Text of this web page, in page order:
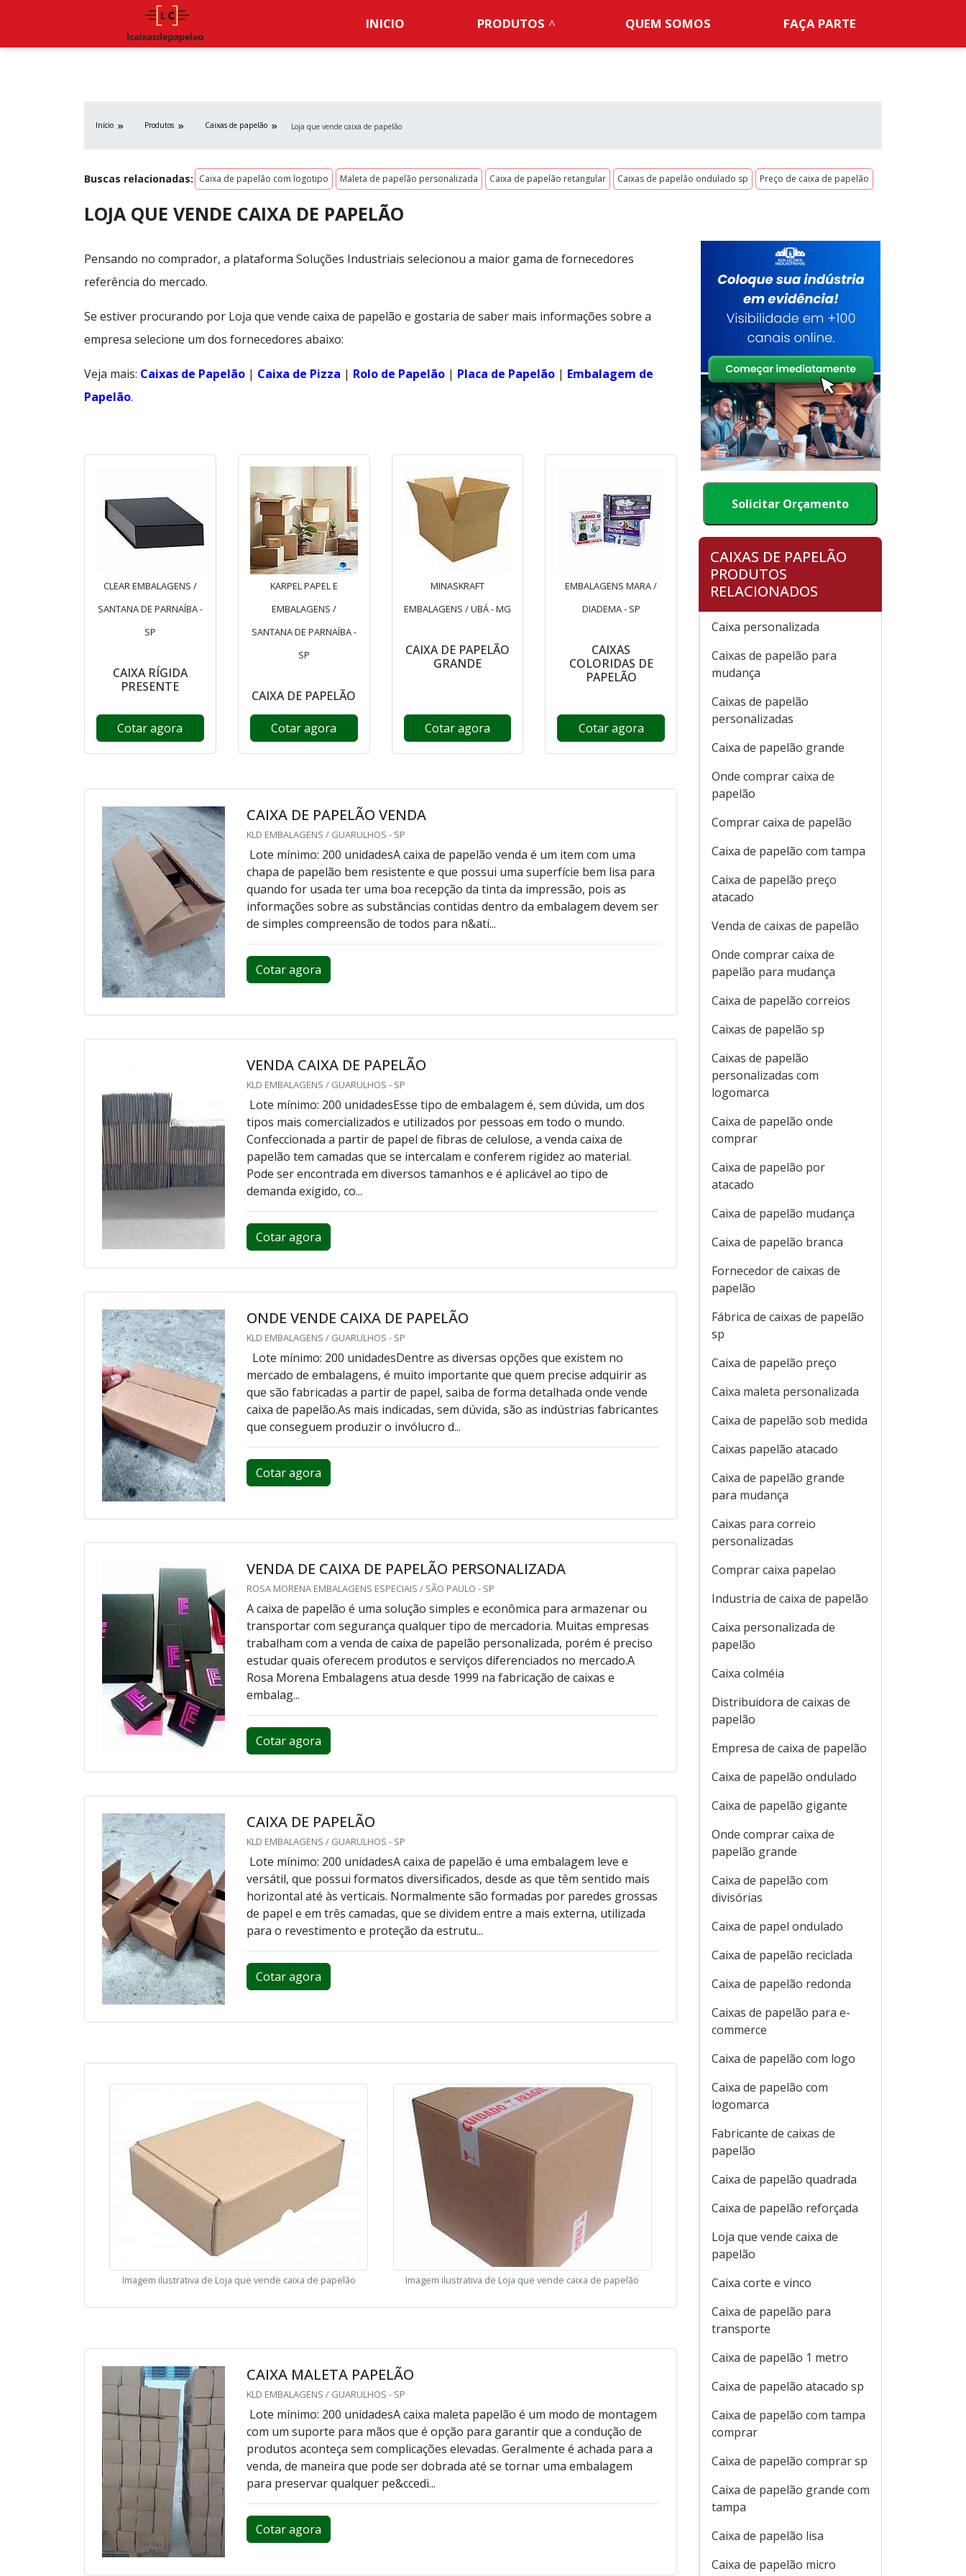
INICIO PRODUTOS QUEM SOMOS FAÇA PARTE
Início Produtos Caixas de papelão Loja que vende caixa de papelão
Buscas relacionadas: Caixa de papelão com logotipo Maleta de papelão personalizada Caixa de papelão retangular Caixas de papelão ondulado sp Preço de caixa de papelão
LOJA QUE VENDE CAIXA DE PAPELÃO
Pensando no comprador, a plataforma Soluções Industriais selecionou a maior gama de fornecedores
referência do mercado.
Se estiver procurando por Loja que vende caixa de papelão e gostaria de saber mais informações sobre a
empresa selecione um dos fornecedores abaixo:
Veja mais: Caixas de Papelão | Caixa de Pizza | Rolo de Papelão | Placa de Papelão | Embalagem de
Papelão.
CLEAR EMBALAGENS /
SANTANA DE PARNAÍBA -
SP
CAIXA RÍGIDA
PRESENTE
Cotar agora
KARPEL PAPEL E
EMBALAGENS /
SANTANA DE PARNAÍBA -
SP
CAIXA DE PAPELÃO
Cotar agora
MINASKRAFT
EMBALAGENS / UBÁ - MG
CAIXA DE PAPELÃO
GRANDE
Cotar agora
EMBALAGENS MARA /
DIADEMA - SP
CAIXAS
COLORIDAS DE
PAPELÃO
Cotar agora
CAIXA DE PAPELÃO VENDA
KLD EMBALAGENS / GUARULHOS - SP
Lote mínimo: 200 unidadesA caixa de papelão venda é um item com uma
chapa de papelão bem resistente e que possui uma superfície bem lisa para
quando for usada ter uma boa recepção da tinta da impressão, pois as
informações sobre as substâncias contidas dentro da embalagem devem ser
de simples compreensão de todos para n&ati...
Cotar agora
VENDA CAIXA DE PAPELÃO
KLD EMBALAGENS / GUARULHOS - SP
Lote mínimo: 200 unidadesEsse tipo de embalagem é, sem dúvida, um dos
tipos mais comercializados e utilizados por pessoas em todo o mundo.
Confeccionada a partir de papel de fibras de celulose, a venda caixa de
papelão tem camadas que se intercalam e conferem rigidez ao material.
Pode ser encontrada em diversos tamanhos e é aplicável ao tipo de
demanda exigido, co...
Cotar agora
ONDE VENDE CAIXA DE PAPELÃO
KLD EMBALAGENS / GUARULHOS - SP
Lote mínimo: 200 unidadesDentre as diversas opções que existem no
mercado de embalagens, é muito importante que quem precise adquirir as
que são fabricadas a partir de papel, saiba de forma detalhada onde vende
caixa de papelão.As mais indicadas, sem dúvida, são as indústrias fabricantes
que conseguem produzir o invólucro d...
Cotar agora
VENDA DE CAIXA DE PAPELÃO PERSONALIZADA
ROSA MORENA EMBALAGENS ESPECIAIS / SÃO PAULO - SP
A caixa de papelão é uma solução simples e econômica para armazenar ou
transportar com segurança qualquer tipo de mercadoria. Muitas empresas
trabalham com a venda de caixa de papelão personalizada, porém é preciso
estudar quais oferecem produtos e serviços diferenciados no mercado.A
Rosa Morena Embalagens atua desde 1999 na fabricação de caixas e
embalag...
Cotar agora
CAIXA DE PAPELÃO
KLD EMBALAGENS / GUARULHOS - SP
Lote mínimo: 200 unidadesA caixa de papelão é uma embalagem leve e
versátil, que possui formatos diversificados, desde as que têm sentido mais
horizontal até às verticais. Normalmente são formadas por paredes grossas
de papel e em três camadas, que se dividem entre a mais externa, utilizada
para o revestimento e proteção da estrutu...
Cotar agora
Imagem ilustrativa de Loja que vende caixa de papelão Imagem ilustrativa de Loja que vende caixa de papelão
CAIXA MALETA PAPELÃO
KLD EMBALAGENS / GUARULHOS - SP
Lote mínimo: 200 unidadesA caixa maleta papelão é um modo de montagem
com um suporte para mãos que é opção para garantir que a condução de
produtos aconteça sem complicações elevadas. Geralmente é achada para a
venda, de maneira que pode ser dobrada até se tornar uma embalagem
para preservar qualquer pe&ccedi...
Cotar agora
Solicitar Orçamento
CAIXAS DE PAPELÃO
PRODUTOS
RELACIONADOS
Caixa personalizada
Caixas de papelão para
mudança
Caixas de papelão
personalizadas
Caixa de papelão grande
Onde comprar caixa de
papelão
Comprar caixa de papelão
Caixa de papelão com tampa
Caixa de papelão preço
atacado
Venda de caixas de papelão
Onde comprar caixa de
papelão para mudança
Caixa de papelão correios
Caixas de papelão sp
Caixas de papelão
personalizadas com
logomarca
Caixa de papelão onde
comprar
Caixa de papelão por
atacado
Caixa de papelão mudança
Caixa de papelão branca
Fornecedor de caixas de
papelão
Fábrica de caixas de papelão
sp
Caixa de papelão preço
Caixa maleta personalizada
Caixa de papelão sob medida
Caixas papelão atacado
Caixa de papelão grande
para mudança
Caixas para correio
personalizadas
Comprar caixa papelao
Industria de caixa de papelão
Caixa personalizada de
papelão
Caixa colméia
Distribuidora de caixas de
papelão
Empresa de caixa de papelão
Caixa de papelão ondulado
Caixa de papelão gigante
Onde comprar caixa de
papelão grande
Caixa de papelão com
divisórias
Caixa de papel ondulado
Caixa de papelão reciclada
Caixa de papelão redonda
Caixas de papelão para e-
commerce
Caixa de papelão com logo
Caixa de papelão com
logomarca
Fabricante de caixas de
papelão
Caixa de papelão quadrada
Caixa de papelão reforçada
Loja que vende caixa de
papelão
Caixa corte e vinco
Caixa de papelão para
transporte
Caixa de papelão 1 metro
Caixa de papelão atacado sp
Caixa de papelão com tampa
comprar
Caixa de papelão comprar sp
Caixa de papelão grande com
tampa
Caixa de papelão lisa
Caixa de papelão micro